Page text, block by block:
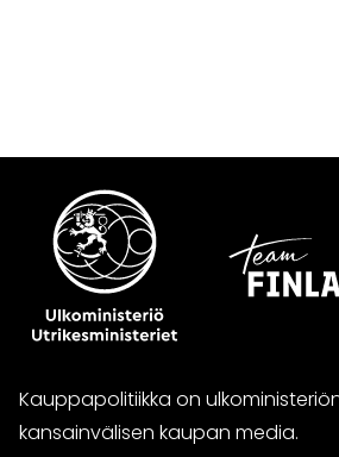
Kauppapolitiikka on
kansainvälisen kaupan media.